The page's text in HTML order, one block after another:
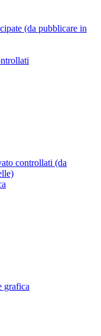
(da pubblicare in
controllati (da
grafica